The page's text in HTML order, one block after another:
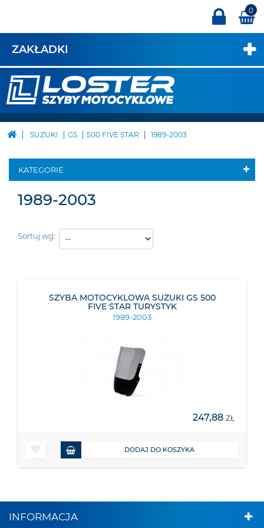
0
ZAKŁADKI
SUZUKI GS 500 FIVE STAR 1989-2003
KATEGORIE
1989-2003
Sortuj wg:
SZYBA MOTOCYKLOWA SUZUKI GS 500
FIVE STAR TURYSTYK
1989-2003
247,88 ZŁ
DODAJ DO KOSZYKA
INFORMACJA